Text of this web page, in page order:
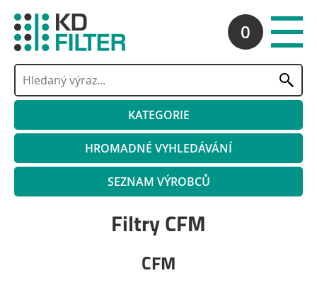
0
KATEGORIE
HROMADNÉ VYHLEDÁVÁNÍ
SEZNAM VÝROBCŮ
Filtry CFM
CFM